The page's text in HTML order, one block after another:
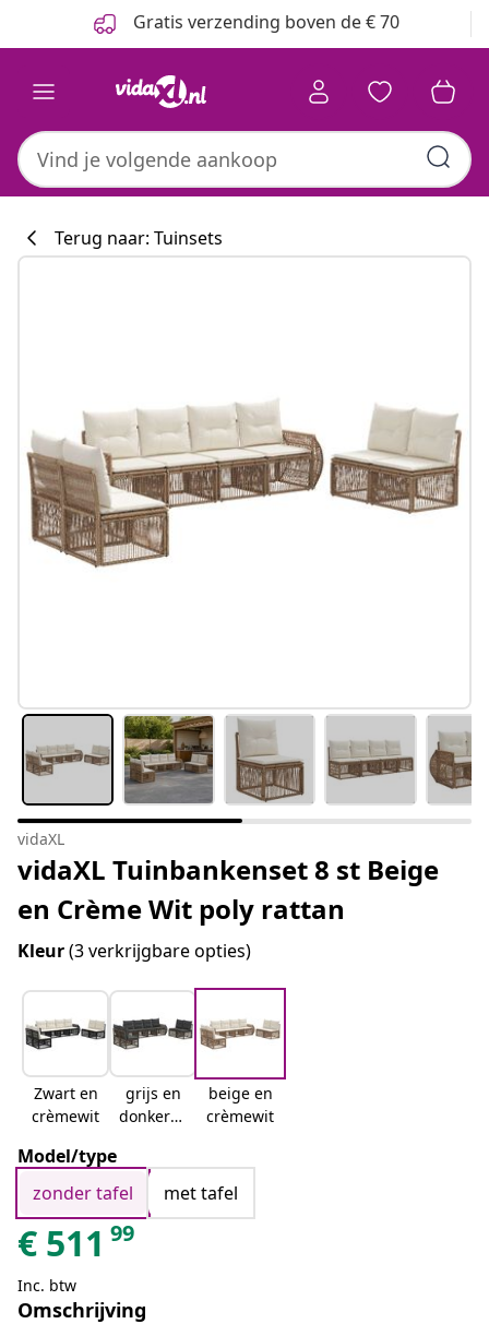
Gratis verzending boven de € 70
Terug naar: Tuinsets
vidaXL
vidaXL Tuinbankenset 8 st Beige
en Crème Wit poly rattan
Kleur(3 verkrijgbare opties)
Zwart en
crèmewit
grijs en
donkergr
beige en
crèmewit
Model/type
zonder tafel
met tafel
€ 511 99
Inc. btw
Omschrijving